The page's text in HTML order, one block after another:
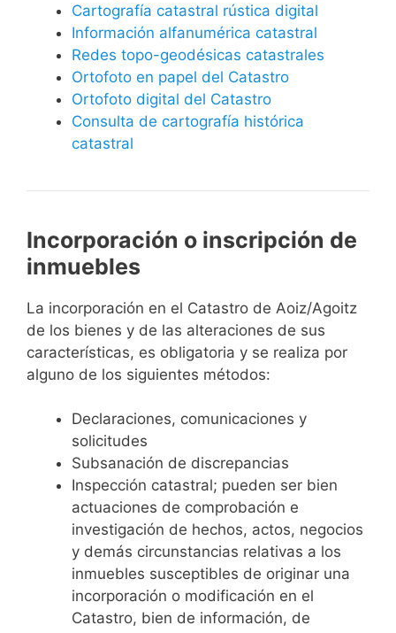
Cartografía catastral rústica digital
Información alfanumérica catastral
Redes topo-geodésicas catastrales
Ortofoto en papel del Catastro
Ortofoto digital del Catastro
Consulta de cartografía histórica
catastral
Incorporación o inscripción de
inmuebles
La incorporación en el Catastro de Aoiz/Agoitz
de los bienes y de las alteraciones de sus
características, es obligatoria y se realiza por
alguno de los siguientes métodos:
Declaraciones, comunicaciones y
solicitudes
Subsanación de discrepancias
Inspección catastral; pueden ser bien
actuaciones de comprobación e
investigación de hechos, actos, negocios
y demás circunstancias relativas a los
inmuebles susceptibles de originar una
incorporación o modificación en el
Catastro, bien de información, de